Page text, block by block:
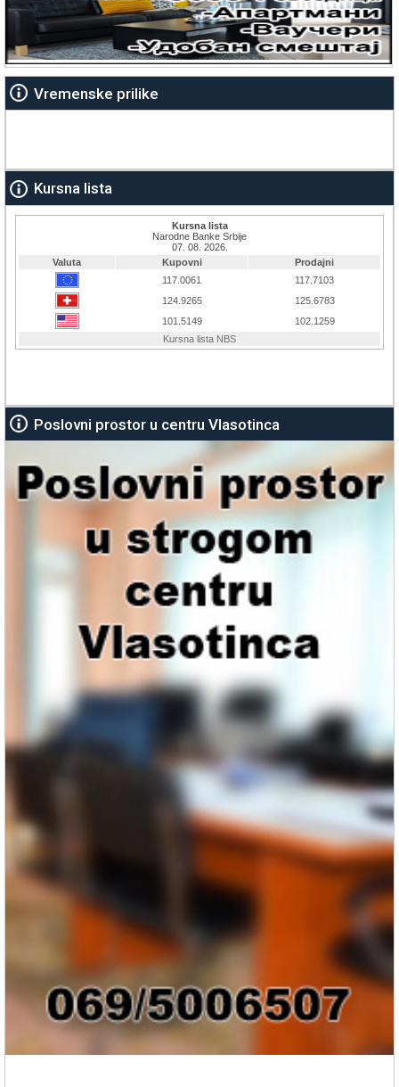
Vremenske prilike
Kursna lista
Poslovni prostor u centru Vlasotinca